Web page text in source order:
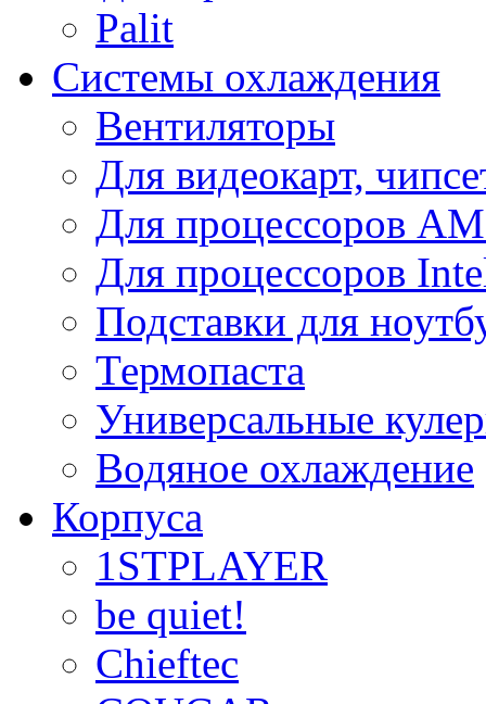
Palit
Системы охлаждения
Вентиляторы
Для видеокарт,
Для процессоров
Для процессоров
Подставки для
Термопаста
Универсальные
Водяное охлаждение
Корпуса
1STPLAYER
be quiet!
Chieftec